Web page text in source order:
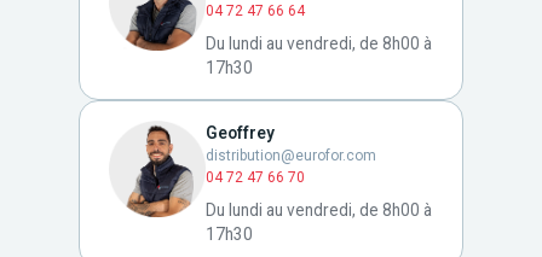
04 72 47 66 64
Du lundi au vendredi, de 8h00 à
17h30
Geoffrey
distribution@eurofor.com
04 72 47 66 70
Du lundi au vendredi, de 8h00 à
17h30